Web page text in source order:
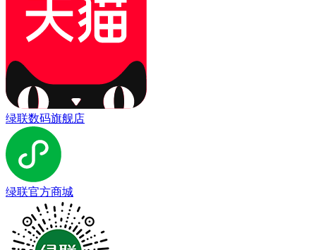
绿联数码旗舰店
绿联官方商城